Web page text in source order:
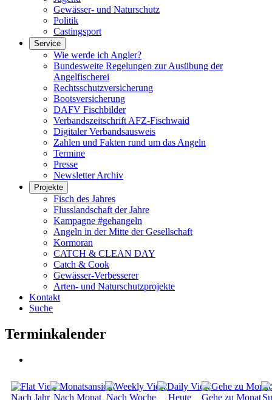
Gewässer- und Naturschutz
Politik
Castingsport
Service
Wie werde ich Angler?
Bundesweite Regelungen zur Ausübung der
Angelfischerei
Rechtsschutzversicherung
Bootsversicherung
DAFV Fischbilder
Verbandszeitschrift AFZ-Fischwaid
Digitaler Verbandsausweis
Zahlen und Fakten rund um das Angeln
Termine
Presse
Newsletter Archiv
Projekte
Fisch des Jahres
Flusslandschaft der Jahre
Kampagne #gehangeln
Angeln in der Mitte der Gesellschaft
Kormoran
CATCH & CLEAN DAY
Catch & Cook
Gewässer-Verbesserer
Arten- und Naturschutzprojekte
Kontakt
Suche
Terminkalender
Nach Jahr Nach Monat Nach Woche Heute Gehe zu Monat